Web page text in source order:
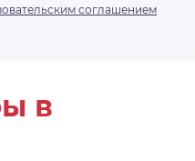
соглашением
в